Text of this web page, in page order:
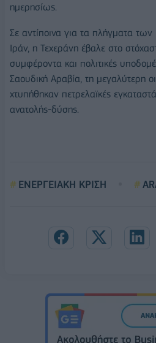
ημερησίως.
Σε αντίποινα για τα πλήγματα
Ιράν, η Τεχεράνη έβαλε στο
συμφέροντα και πολιτικές
Σαουδική Αραβία, τη μεγαλύτερη
χτυπήθηκαν πετρελαϊκές
ανατολής-δύσης.
ΕΝΕΡΓΕΙΑΚΗ ΚΡΙΣΗ